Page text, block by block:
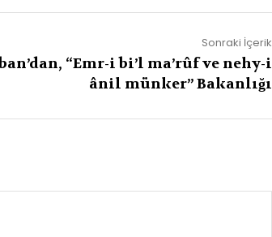
Sonraki İçerik
“Emr-i bi’l ma’rûf ve nehy-i
ânil münker” Bakanlığı